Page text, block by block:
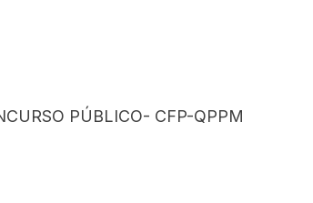
PÚBLICO- CFP-QPPM